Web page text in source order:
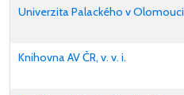
Univerzita Palackého v Olomouci
Knihovna AV ČR, v. v. i.